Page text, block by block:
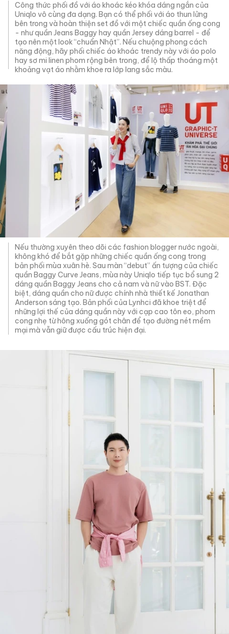
Công thức phối đồ với áo khoác kéo khóa dáng ngắn của
Uniqlo vô cùng đa dạng. Bạn có thể phối với áo thun lửng
bên trong và hoàn thiện set đồ với một chiếc quần ống cong
- như quần Jeans Baggy hay quần Jersey dáng barrel - để
tạo nên một look “chuẩn Nhật”. Nếu chuộng phong cách
năng động, hãy phối chiếc áo khoác trendy này với áo polo
hay sơ mi linen phom rộng bên trong, để lộ thấp thoáng một
khoảng vạt áo nhằm khoe ra lớp lang sắc màu.
Nếu thường xuyên theo dõi các fashion blogger nước ngoài,
không khó để bắt gặp những chiếc quần ống cong trong
bản phối mùa xuân hè. Sau màn “debut” ấn tượng của chiếc
quần Baggy Curve Jeans, mùa này Uniqlo tiếp tục bổ sung 2
dáng quần Baggy Jeans cho cả nam và nữ vào BST. Đặc
biệt, dáng quần cho nữ được chính nhà thiết kế Jonathan
Anderson sáng tạo. Bản phối của Lynhci đã khoe triệt để
những lợi thế của dáng quần này với cạp cao tôn eo, phom
cong nhẹ từ hông xuống gót chân để tạo đường nét mềm
mại mà vẫn giữ được cấu trúc hiện đại.